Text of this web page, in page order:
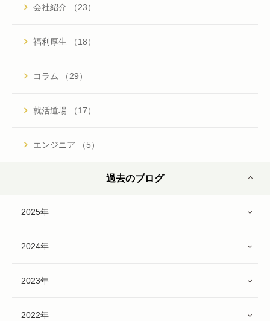
会社紹介 （23）
福利厚生 （18）
コラム （29）
就活道場 （17）
エンジニア （5）
過去のブログ
2025年
2024年
2023年
2022年